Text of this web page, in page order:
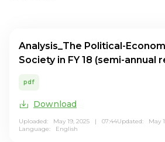
Analysis_The Political-
Society in FY 18 (semi-annual
pdf
Download
Uploaded: May 19, 2025 | 07:44Updated: May
Language: English